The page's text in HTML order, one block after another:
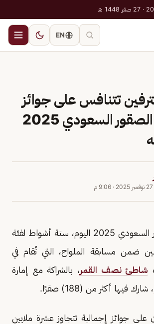
EN
تتنافس على جوائز
كأس نادي الصقور السعودي 2025
· 9:06 م
نظّم كأس الصقور السعودي 2025 اليوم، ستة أشواط لفئة
ضمن مسابقة الملواح، التي تُقام في
شاطئ نصف القمر، بالشراكة مع إمارة
، شارك فيها أكثر من (188) صقرًا.
على جوائز إجمالية تتجاوز عشرة ملايين